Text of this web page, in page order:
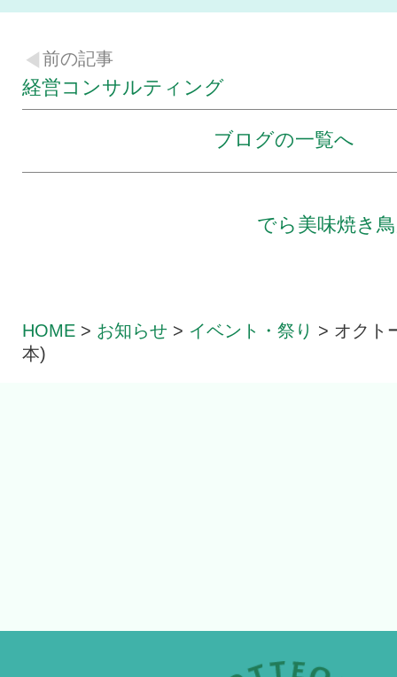
前の記事
経営コンサルティング
ブログの一覧へ
でら美味焼き
HOME > お知らせ > イベント・祭り > オクト
本)